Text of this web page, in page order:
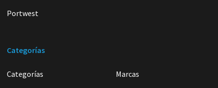
Portwest
Categorías
Categorías Marcas